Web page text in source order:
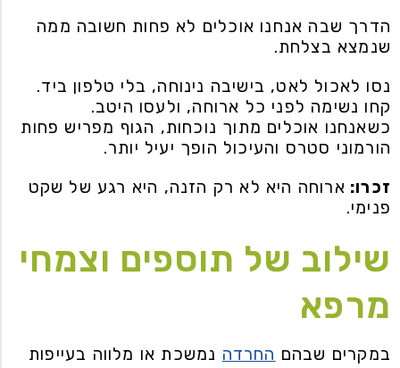
הדרך שבה אנחנו אוכלים לא פחות חשובה ממה
שנמצא בצלחת.
נסו לאכול לאט, בישיבה נינוחה, בלי טלפון ביד.
קחו נשימה לפני כל ארוחה, ולעסו היטב.
כשאנחנו אוכלים מתוך נוכחות, הגוף מפריש פחות
הורמוני סטרס והעיכול הופך יעיל יותר.
זכרו: ארוחה היא לא רק הזנה, היא רגע של שקט
פנימי.
שילוב של תוספים וצמחי
מרפא
במקרים שבהם החרדה נמשכת או מלווה בעייפות